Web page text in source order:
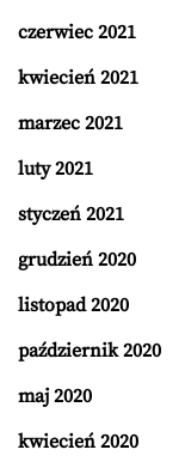
czerwiec 2021
kwiecień 2021
marzec 2021
luty 2021
styczeń 2021
grudzień 2020
listopad 2020
październik 2020
maj 2020
kwiecień 2020